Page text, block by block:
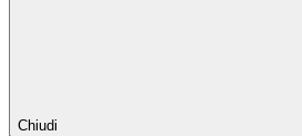
Chiudi